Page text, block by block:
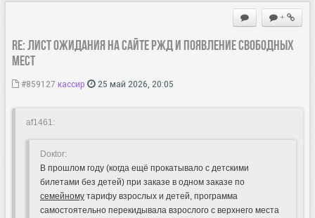
+
Re: Лист ожидания на сайте РЖД и появление свободных
мест
#859127 кассир 25 май 2026, 20:05
af1461:
Doкtor:
В прошлом году (когда ещё прокатывало с детскими
билетами без детей) при заказе в одном заказе по
семейному тарифу взрослых и детей, программа
самостоятельно перекидывала взрослого с верхнего места